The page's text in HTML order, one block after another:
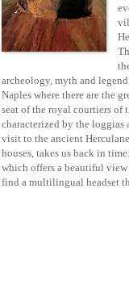
archeology, myth and
Naples where there are the
seat of the royal courtiers of
characterized by the
visit to the ancient
houses, takes us back in
which offers a beautiful
find a multilingual headset